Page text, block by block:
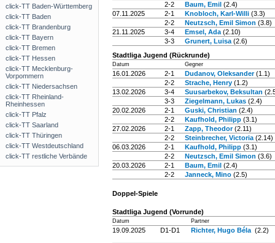
click-TT Baden-Württemberg
click-TT Baden
click-TT Brandenburg
click-TT Bayern
click-TT Bremen
click-TT Hessen
click-TT Mecklenburg-
Vorpommern
click-TT Niedersachsen
click-TT Rheinland-
Rheinhessen
click-TT Pfalz
click-TT Saarland
click-TT Thüringen
click-TT Westdeutschland
click-TT restliche Verbände
2-2
Baum, Emil (2.4)
07.11.2025
2-1 Knobloch, Karl-Willi (3.3)
2-2
Neutzsch, Emil Simon (3.8)
21.11.2025
3-4 Emsel, Ada (2.10)
3-3
Grunert, Luisa (2.6)
Stadtliga Jugend (Rückrunde)
Datum Gegner
16.01.2026 2-1 Dudanov, Oleksander(1.1)
2-2
Strache, Henry (1.2)
13.02.2026
3-4 Suusarbekov, Beksultan
3-3
Ziegelmann, Lukas (2.4)
20.02.2026
2-1 Guski, Christian (2.4)
2-2
Kaufhold, Philipp (3.1)
27.02.2026
2-1 Zapp, Theodor(2.11)
2-2
Steinbrecher, Victoria (2.14)
06.03.2026
2-1 Kaufhold, Philipp (3.1)
2-2
Neutzsch, Emil Simon (3.6)
20.03.2026
2-1 Baum, Emil (2.4)
2-2
Janneck, Mino (2.5)
Doppel-Spiele
Stadtliga Jugend (Vorrunde)
Datum Partner
19.09.2025 D1-D1 Richter, Hugo Béla (2.2)